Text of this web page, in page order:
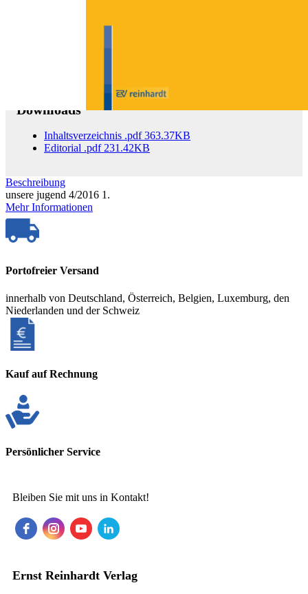
Downloads
Inhaltsverzeichnis .pdf 363.37KB
Editorial .pdf 231.42KB
Beschreibung
unsere jugend 4/2016 1.
Mehr Informationen
Portofreier Versand
innerhalb von Deutschland, Österreich, Belgien, Luxemburg, den
Niederlanden und der Schweiz
Kauf auf Rechnung
Persönlicher Service
Bleiben Sie mit uns in Kontakt!
Ernst Reinhardt Verlag